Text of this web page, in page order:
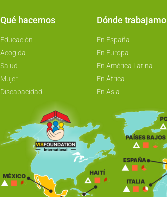
Qué hacemos
Educación
Acogida
Salud
Mujer
Discapacidad
Dónde
En España
En Europa
En América Latina
En África
En Asia